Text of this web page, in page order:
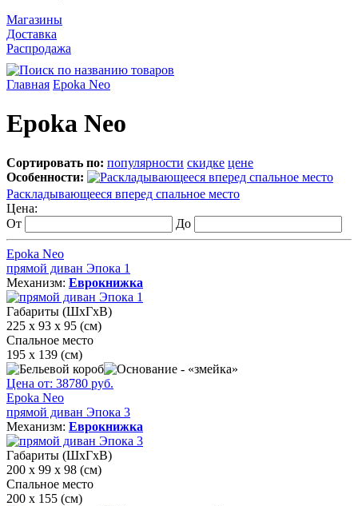
Магазины
Доставка
Распродажа
Главная Epoka Neo
Epoka Neo
Сортировать по: популярности скидке цене
Особенности:
Раскладывающееся вперед спальное место
Цена:
От
До
Epoka Neo
прямой диван Эпока 1
Механизм: Еврокнижка
Габариты (ШхГхВ)
225 х 93 х 95 (см)
Спальное место
195 х 139 (см)
Цена от: 38780 руб.
Epoka Neo
прямой диван Эпока 3
Механизм: Еврокнижка
Габариты (ШхГхВ)
200 х 99 х 98 (см)
Спальное место
200 х 155 (см)